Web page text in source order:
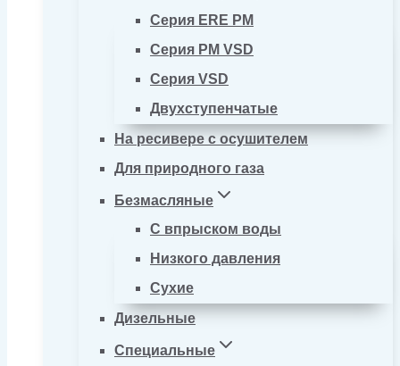
Серия ERE PM
Серия PM VSD
Серия VSD
Двухступенчатые
На ресивере с осушителем
Для природного газа
Безмасляные
С впрыском воды
Низкого давления
Сухие
Дизельные
Специальные